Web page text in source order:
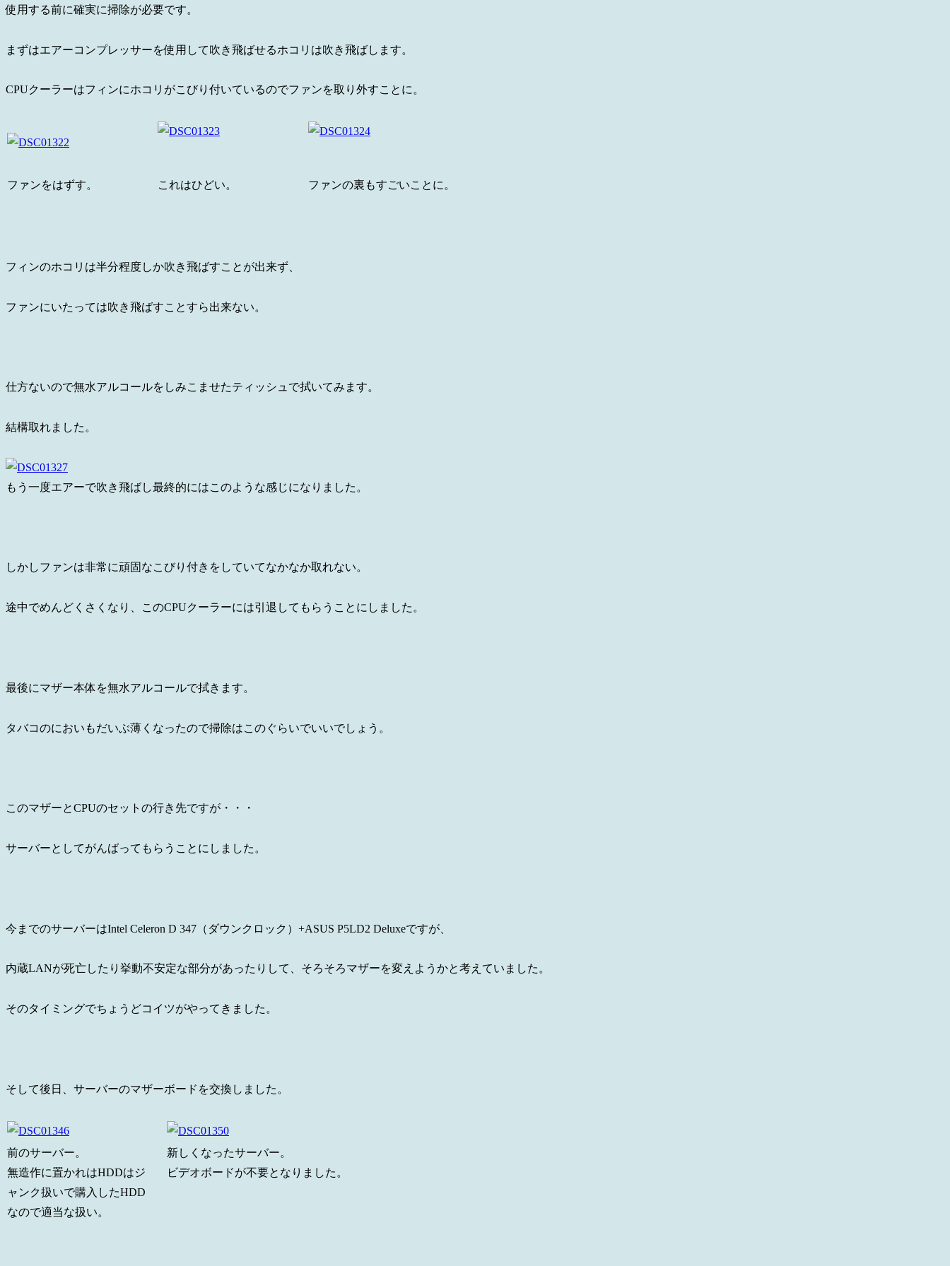
使用する前に確実に掃除が必要です。
まずはエアーコンプレッサーを使用して吹き飛ばせるホコリは吹き飛ばします。
CPUクーラーはフィンにホコリがこびり付いているのでファンを取り外すことに。
ファンをはずす。 これはひどい。 ファンの裏もすごいことに。
フィンのホコリは半分程度しか吹き飛ばすことが出来ず、
ファンにいたっては吹き飛ばすことすら出来ない。
仕方ないので無水アルコールをしみこませたティッシュで拭いてみます。
結構取れました。
もう一度エアーで吹き飛ばし最終的にはこのような感じになりました。
しかしファンは非常に頑固なこびり付きをしていてなかなか取れない。
途中でめんどくさくなり、このCPUクーラーには引退してもらうことにしました。
最後にマザー本体を無水アルコールで拭きます。
タバコのにおいもだいぶ薄くなったので掃除はこのぐらいでいいでしょう。
このマザーとCPUのセットの行き先ですが・・・
サーバーとしてがんばってもらうことにしました。
今までのサーバーはIntel Celeron D 347（ダウンクロック）+ASUS P5LD2 Deluxeですが、
内蔵LANが死亡したり挙動不安定な部分があったりして、そろそろマザーを変えようかと考えていました。
そのタイミングでちょうどコイツがやってきました。
そして後日、サーバーのマザーボードを交換しました。
前のサーバー。
無造作に置かれはHDDはジ
ャンク扱いで購入したHDD
なので適当な扱い。
新しくなったサーバー。
ビデオボードが不要となりました。